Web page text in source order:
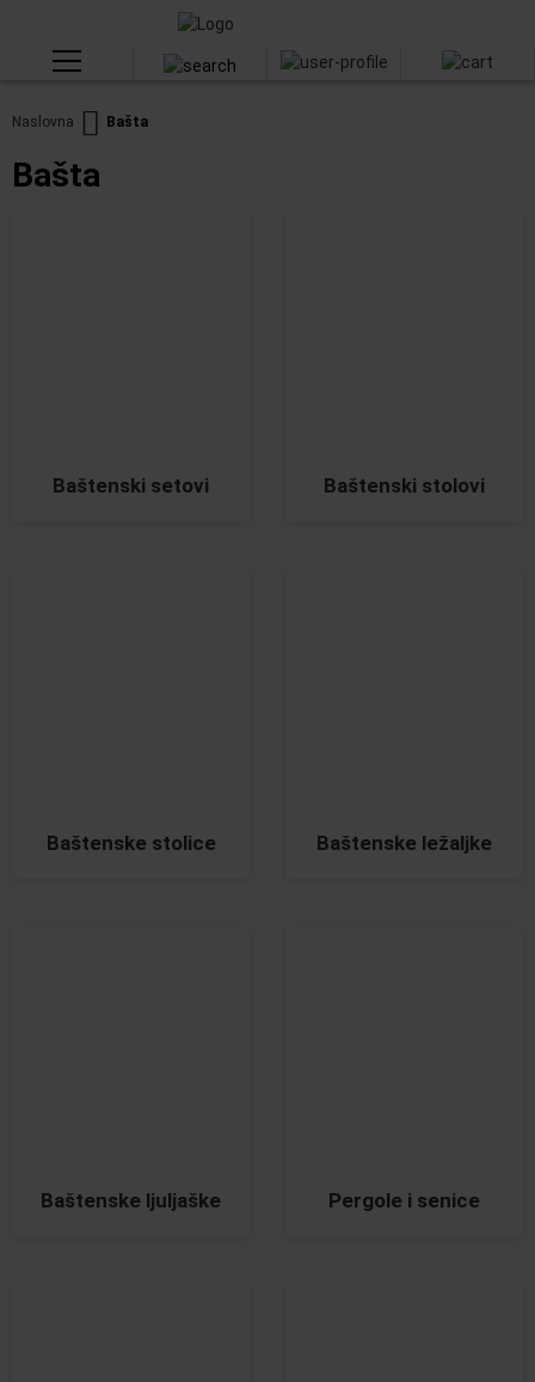
Naslovna Bašta
Bašta
Baštenski setovi Baštenski stolovi
Baštenske stolice Baštenske ležaljke
Baštenske ljuljaške Pergole i senice